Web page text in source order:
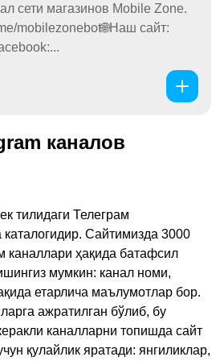
сети магазинов Mobile Zone.
mobilezonebot🌐Наш сайт:
каналов
тилидаги Телеграм
каталогидир. Сайтимизда 3000
каналлари ҳақида батафсил
мумкин: канал номи,
етарлича маълумотлар бор.
ажратилган бўлиб, бу
каналларни топишда сайт
қулайлик яратади: янгиликлар,